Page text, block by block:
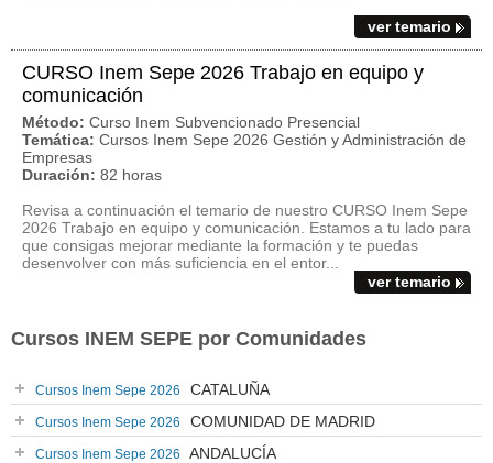
ver temario
CURSO Inem Sepe 2026 Trabajo en equipo y
comunicación
Método: Curso Inem Subvencionado Presencial
Temática: Cursos Inem Sepe 2026 Gestión y Administración de
Empresas
Duración: 82 horas
Revisa a continuación el temario de nuestro CURSO Inem Sepe
2026 Trabajo en equipo y comunicación. Estamos a tu lado para
que consigas mejorar mediante la formación y te puedas
desenvolver con más suficiencia en el entor...
ver temario
Cursos INEM SEPE por Comunidades
Cursos Inem Sepe 2026 CATALUÑA
Cursos Inem Sepe 2026 COMUNIDAD DE MADRID
Cursos Inem Sepe 2026 ANDALUCÍA